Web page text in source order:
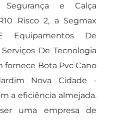
e Calça
Risco 2, a Segmax
Equipamentos De
De Tecnologia
fornece Bota Pvc Cano
Nova Cidade -
a eficiência almejada.
uma empresa de